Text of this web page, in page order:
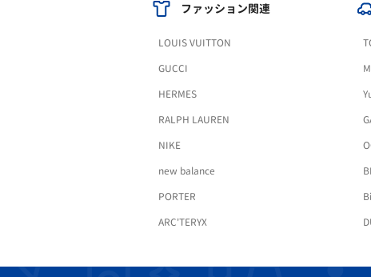
ファッション関連
LOUIS VUITTON
GUCCI
HERMES
RALPH LAUREN
NIKE
new balance
PORTER
ARC'TERYX